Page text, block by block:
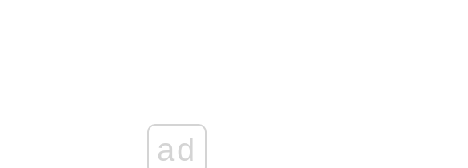
ad